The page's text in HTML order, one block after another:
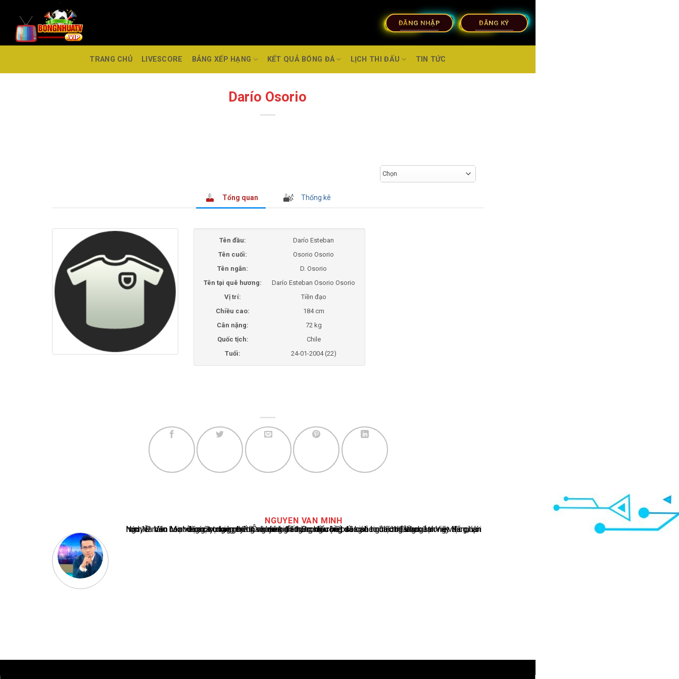
ĐĂNG NHẬP ĐĂNG KÝ
TRANG CHỦ LIVESCORE BẢNG XẾP HẠNG KẾT QUẢ BÓNG ĐÁ LỊCH THI ĐẤU TIN TỨC
Darío Osorio
Chọn
Tổng quan Thống kê
Tên đầu:
Darío Esteban
Tên cuối:
Osorio Osorio
Tên ngắn:
D. Osorio
Tên tại quê hương:
Darío Esteban Osorio Osorio
Vị trí:
Tiền đạo
Chiều cao:
184 cm
Cân nặng:
72 kg
Quốc tịch:
Chile
Tuổi:
24-01-2004 (22)
NGUYEN VAN MINH
Nguyễn Văn Minh là một trong những chuyên gia hàng đầu về báo cáo tin tức thể thao tại Việt Nam, với hơn 10 năm hoạt động trong ngành. Ông có kiến thức sâu rộng và kinh nghiệm đáng kể trong việc phân tích và báo cáo về các sự kiện thể thao hàng đầu. Sự hiểu biết sâu sắc của ông về ngành này đã giúp ông xây dựng uy tín và danh tiếng trong cộng đồng báo chí thể thao.